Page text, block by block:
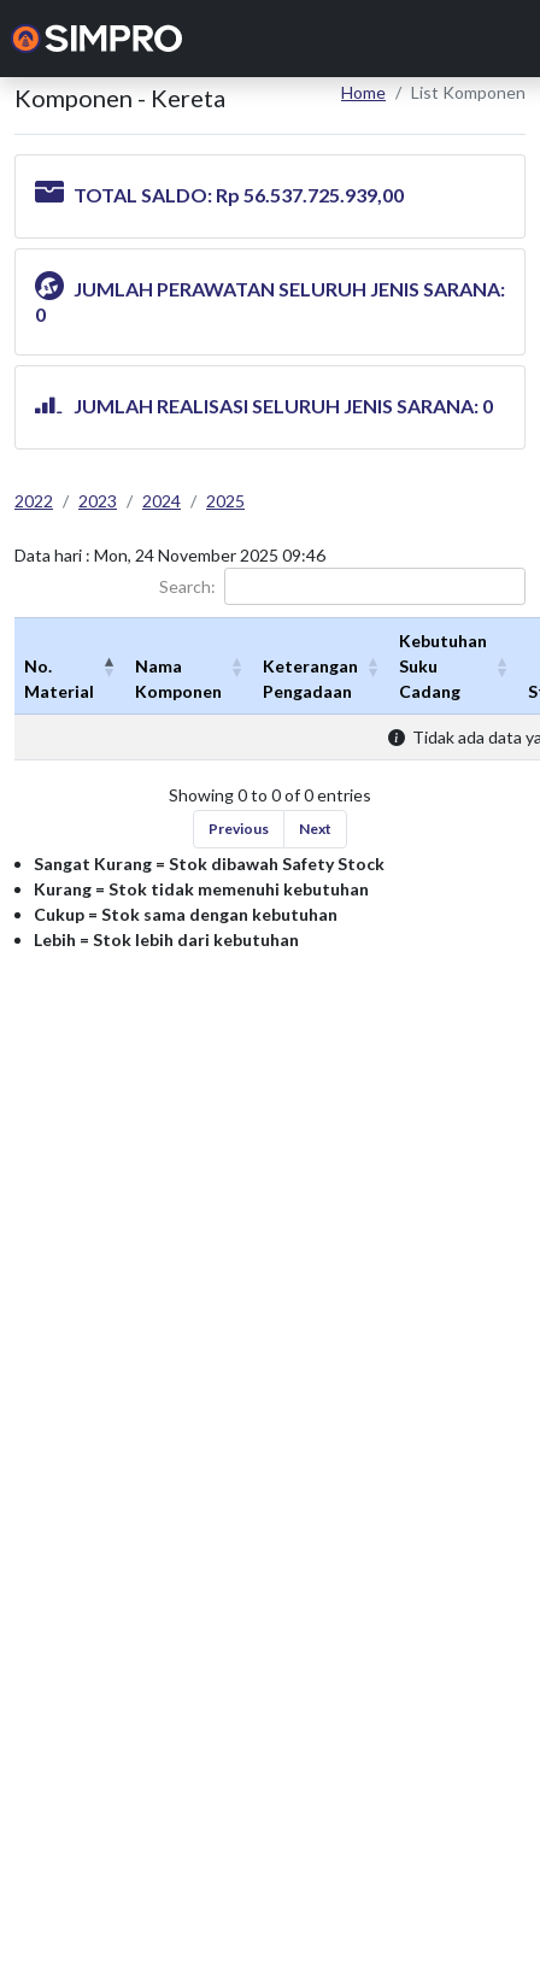
Komponen - Kereta Home List Komponen
TOTAL SALDO: Rp 56.537.725.939,00
JUMLAH PERAWATAN SELURUH JENIS SARANA:
0
JUMLAH REALISASI SELURUH JENIS SARANA: 0
2022 2023 2024 2025
Data hari : Mon, 24 November 2025 09:46
Search:
No.
Material
Nama
Komponen
Keterangan
Pengadaan
Kebutuhan
Suku
Cadang
Tidak ada data
Showing 0 to 0 of 0 entries
Previous Next
Sangat Kurang = Stok dibawah Safety Stock
Kurang = Stok tidak memenuhi kebutuhan
Cukup = Stok sama dengan kebutuhan
Lebih = Stok lebih dari kebutuhan